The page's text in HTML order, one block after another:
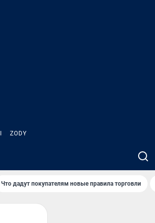
ZODY
Что дадут покупателям новые правила торговли